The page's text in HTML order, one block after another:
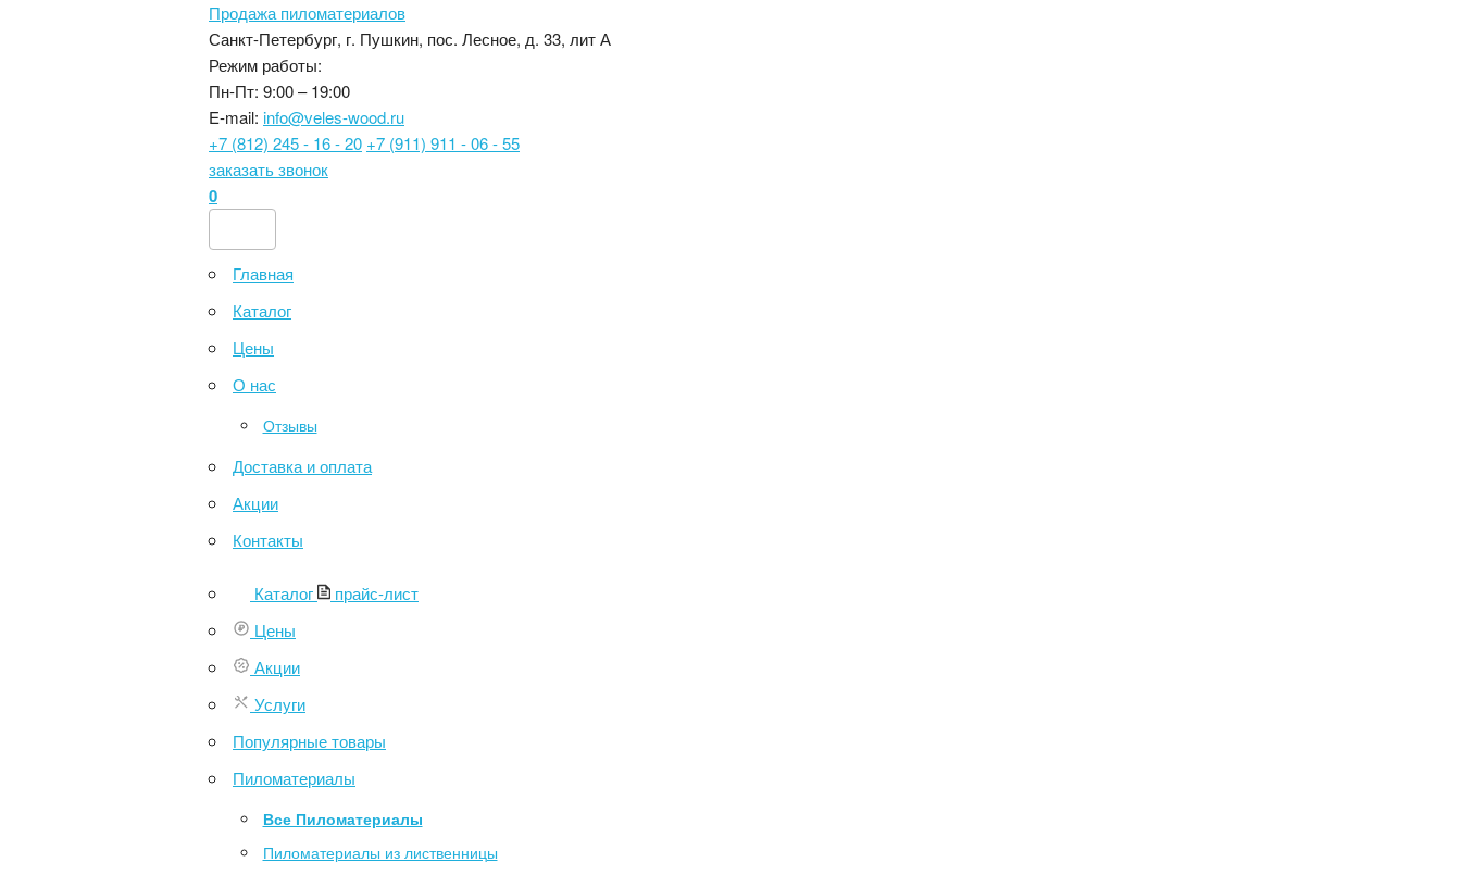
Продажа пиломатериалов
Санкт-Петербург, г. Пушкин, пос. Лесное, д. 33, лит А
Режим работы:
Пн-Пт: 9:00 – 19:00
E-mail: info@veles-wood.ru
+7 (812) 245 - 16 - 20 +7 (911) 911 - 06 - 55
заказать звонок
0
Главная
Каталог
Цены
О нас
Отзывы
Доставка и оплата
Акции
Контакты
Каталог
прайс-лист
Цены
Акции
Услуги
Популярные товары
Пиломатериалы
Все Пиломатериалы
Пиломатериалы из лиственницы